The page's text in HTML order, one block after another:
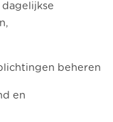
beheren
en